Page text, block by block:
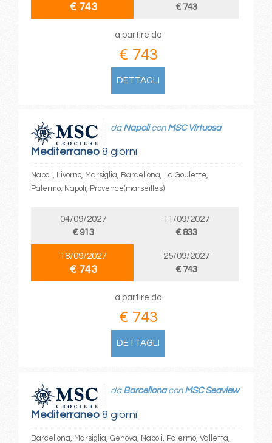
€ 743
€ 743
a partire da
€ 743
DETTAGLI
Mediterraneo8 giorni
da Napolicon MSC Virtuosa
Napoli, Livorno, Marsiglia, Barcellona, La Goulette,
Palermo, Napoli, Provence(marseilles)
04/09/2027
€ 913
11/09/2027
€ 833
18/09/2027
€ 743
25/09/2027
€ 743
a partire da
€ 743
DETTAGLI
Mediterraneo8 giorni
da Barcellonacon MSC Seaview
Barcellona, Marsiglia, Genova, Napoli, Palermo, Valletta,